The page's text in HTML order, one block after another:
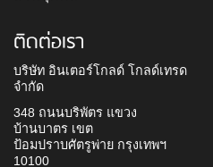
ติดต่อเรา
บริษัท อินเตอร์โกลด์ โกลด์เทรด
จำกัด
348 ถนนบริพัตร แขวง
บ้านบาตร เขต
ป้อมปราบศัตรูพ่าย กรุงเทพฯ
10100